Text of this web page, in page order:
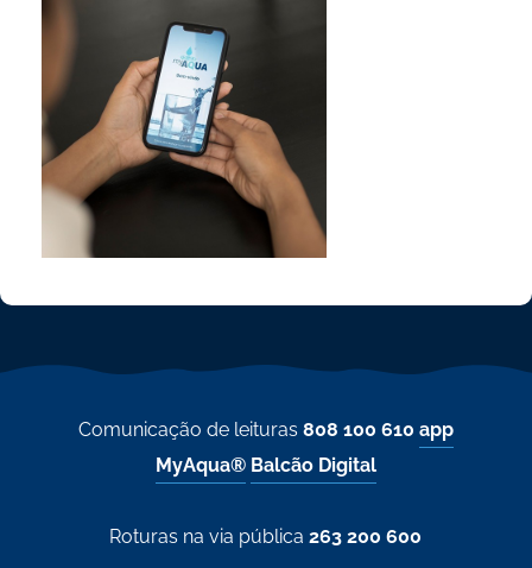
Comunicação de leituras 808 100 610 app
MyAqua® Balcão Digital
Roturas na via pública263 200 600